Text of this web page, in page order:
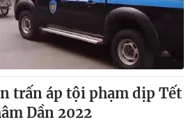
trấn áp tội phạm dịp Tết
Dần 2022